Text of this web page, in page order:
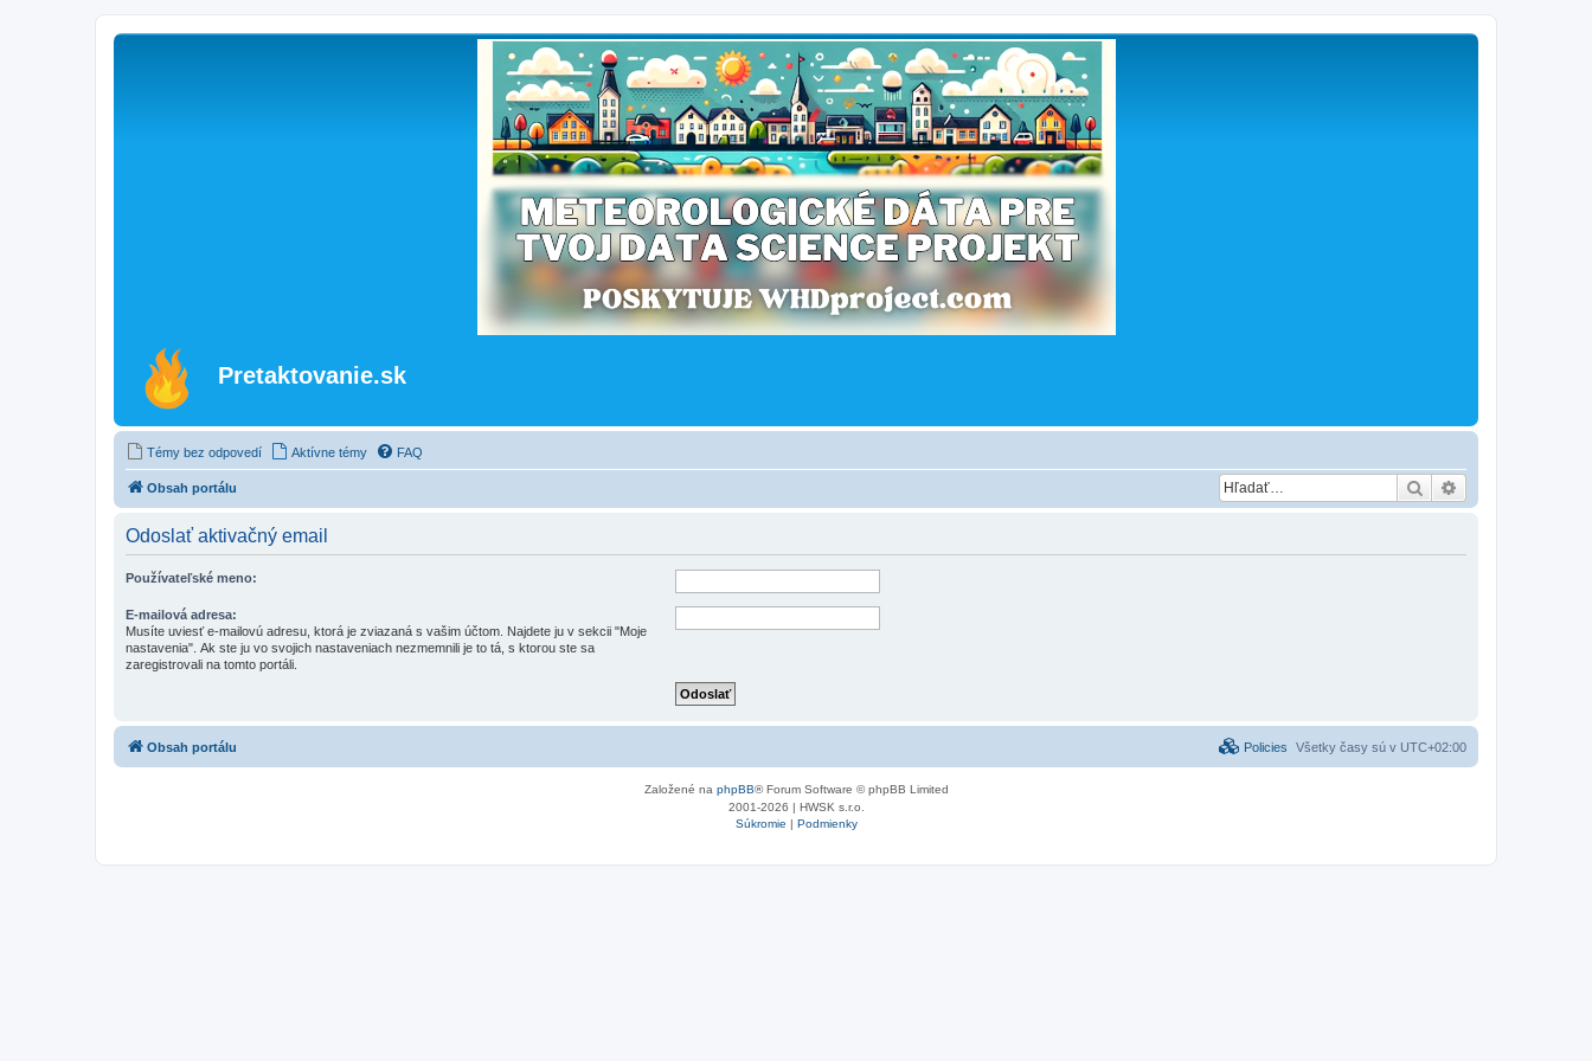
Pretaktovanie.sk
Témy bez odpovedí Aktívne témy FAQ
Obsah portálu Hľadať
Odoslať aktivačný email
Používateľské meno:
E-mailová adresa:
Musíte uviesť e-mailovú adresu, ktorá je zviazaná s vašim účtom. Najdete ju v sekcii "Moje
nastavenia". Ak ste ju vo svojich nastaveniach nezmemnili je to tá, s ktorou ste sa
zaregistrovali na tomto portáli.
Obsah portálu Všetky časy sú v UTC+02:00
Policies
Založené na phpBB® Forum Software © phpBB Limited
2001-2026 | HWSK s.r.o.
Súkromie | Podmienky